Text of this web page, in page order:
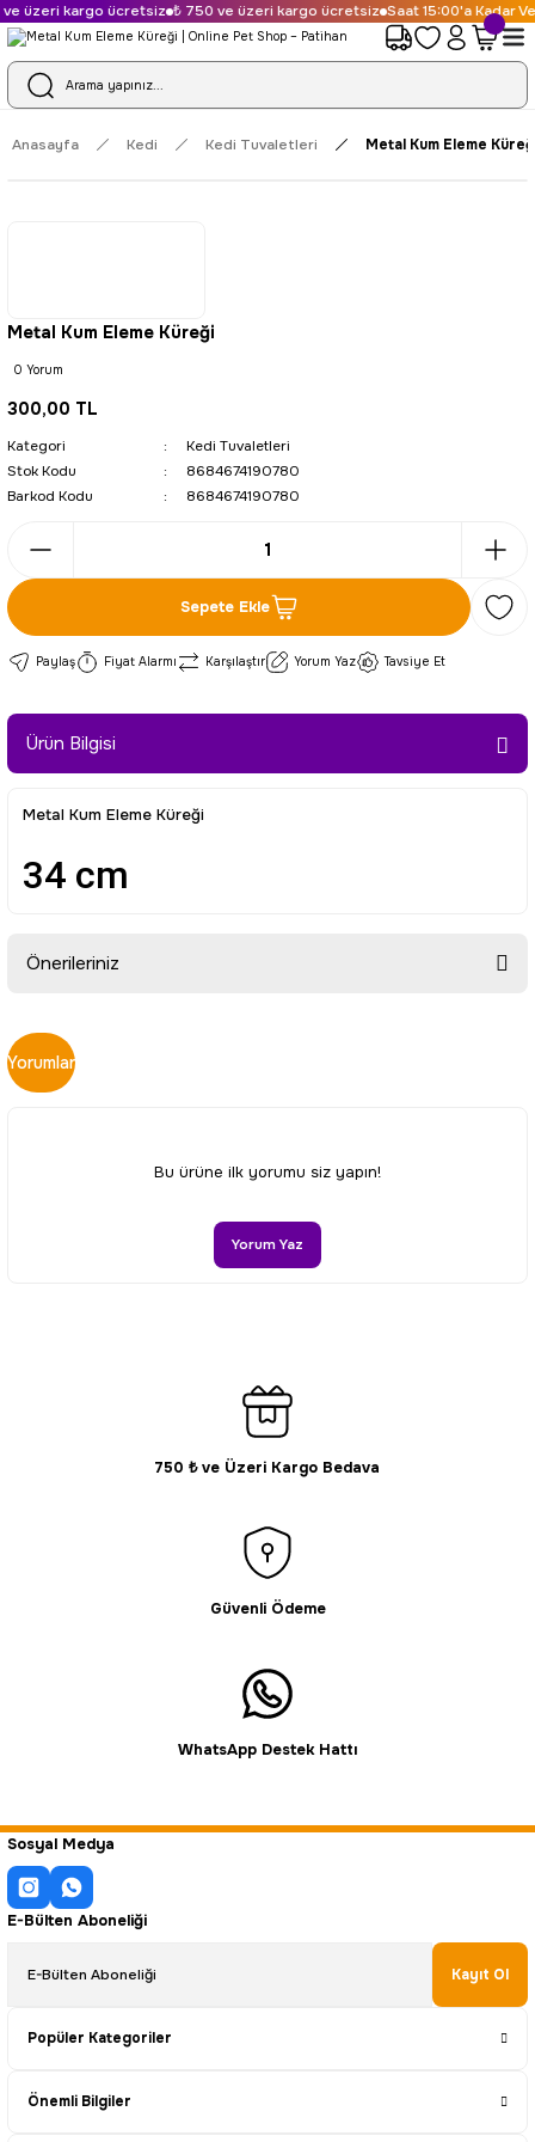
üzeri kargo ücretsiz ₺ 750 ve üzeri kargo ücretsiz Saat 15:00'a Kadar
Anasayfa Kedi Kedi Tuvaletleri Metal Kum Eleme
Metal Kum Eleme Küreği
0 Yorum
300,00 TL
Kategori
Kedi Tuvaletleri
Stok Kodu
8684674190780
Barkod Kodu
8684674190780
Sepete Ekle
Paylaş Fiyat Alarmı Karşılaştır Yorum Yaz Tavsiye Et
Ürün Bilgisi
Metal Kum Eleme Küreği
34 cm
Önerileriniz
Bu ürünün fiyat bilgisi, resim, ürün açıklamalarında ve diğer
konularda yetersiz gördüğünüz noktaları öneri formunu
kullanarak tarafımıza iletebilirsiniz.
Ürün resmi kalitesiz, bozuk veya görüntülenemiyor.
Ürün bilgilerinde hatalar bulunuyor.
Gönder
Yorumlar
Bu ürüne ilk yorumu siz yapın!
Yorum Yaz
750 ₺ ve Üzeri Kargo Bedava
Güvenli Ödeme
WhatsApp Destek Hattı
Sosyal Medya
E-Bülten Aboneliği
Kayıt Ol
Popüler Kategoriler
Önemli Bilgiler